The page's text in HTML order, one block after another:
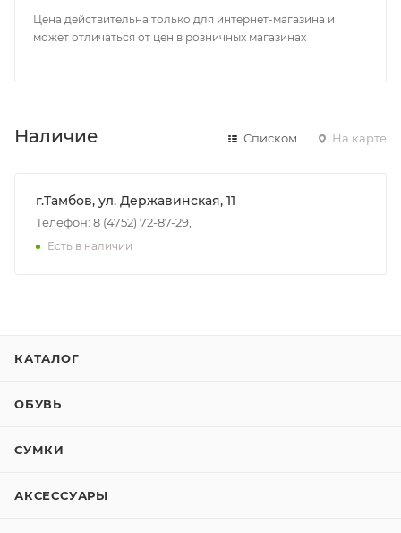
Цена действительна только для интернет-магазина и
может отличаться от цен в розничных магазинах
Наличие Списком На карте
г.Тамбов, ул. Державинская, 11
Телефон: 8 (4752) 72-87-29,
Есть в наличии
КАТАЛОГ
ОБУВЬ
СУМКИ
АКСЕССУАРЫ